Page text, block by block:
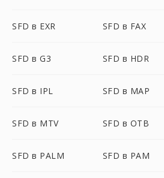
SFD в EXR SFD в FAX
SFD в G3 SFD в HDR
SFD в IPL SFD в MAP
SFD в MTV SFD в OTB
SFD в PALM SFD в PAM